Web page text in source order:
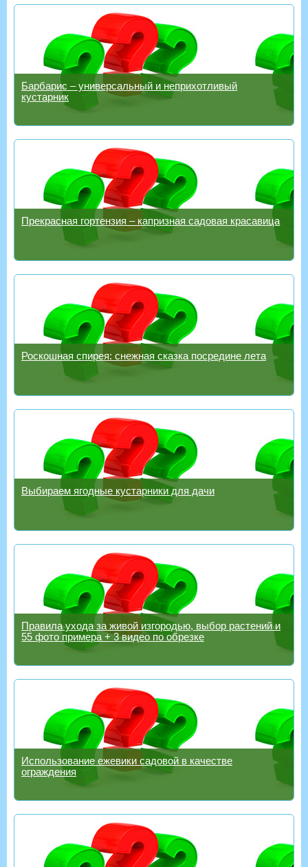
Барбарис – универсальный и неприхотливый
кустарник
Прекрасная гортензия – капризная садовая красавица
Роскошная спирея: снежная сказка посредине лета
Выбираем ягодные кустарники для дачи
Правила ухода за живой изгородью, выбор растений и
55 фото примера + 3 видео по обрезке
Использование ежевики садовой в качестве
ограждения